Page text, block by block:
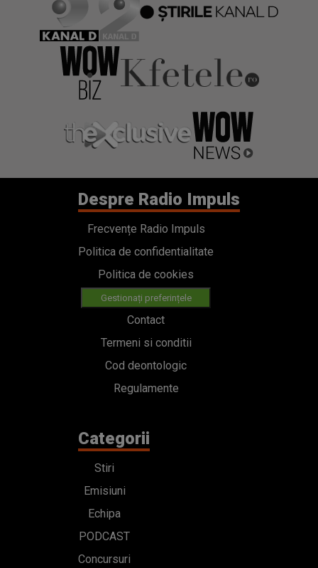
Despre Radio Impuls
Frecvențe Radio Impuls
Politica de confidentialitate
Politica de cookies
Gestionați preferințele
Contact
Termeni si conditii
Cod deontologic
Regulamente
Categorii
Stiri
Emisiuni
Echipa
PODCAST
Concursuri